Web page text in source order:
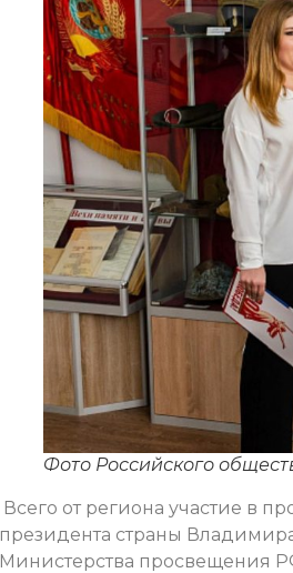
Фото Российского
Всего от региона участие в
президента страны
Министерства просвещения